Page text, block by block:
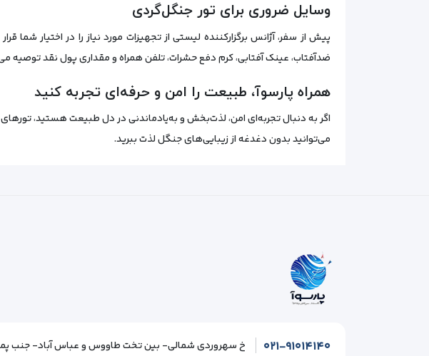
وسایل ضروری برای تور جنگل‌گردی
پیش از سفر، آژانس برگزارکننده لیستی از تجهیزات مورد نیاز را در اختیار
ضدآفتاب، عینک آفتابی، کرم دفع حشرات، تلفن همراه و مقداری پول نقد توصیه
همراه پارسوآ، طبیعت را امن و حرفه‌ای تجربه کنید
اگر به دنبال تجربه‌ای امن، لذت‌بخش و به‌یادماندنی در دل طبیعت هستید، تورهای
می‌توانید بدون دغدغه از زیبایی‌های جنگل لذت ببرید.
۰۲۱-۹۱۰۱۴۱۴۰